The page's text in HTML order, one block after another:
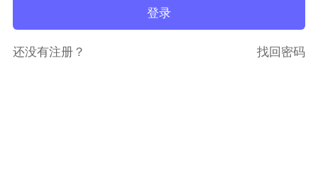
登录
还没有注册？ 找回密码